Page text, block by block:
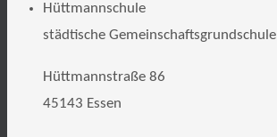
Hüttmannschule
städtische Gemeinschaftsgrundschule
Hüttmannstraße 86
45143 Essen